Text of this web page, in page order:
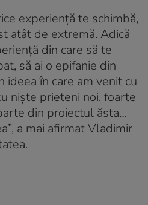
experiență te schimbă,
atât de extremă. Adică
din care să te
să ai o epifanie din
ideea în care am venit cu
niște prieteni noi, foarte
din proiectul ăsta…
a mai afirmat Vladimir